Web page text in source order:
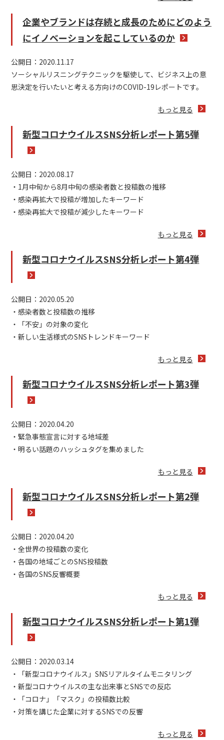
企業やブランドは存続と成長のためにどのよう
にイノベーションを起こしているのか
公開日：2020.11.17
ソーシャルリスニングテクニックを駆使して、ビジネス上の意
思決定を行いたいと考える方向けのCOVID-19レポートです。
もっと見る
新型コロナウイルスSNS分析レポート第5弾
公開日：2020.08.17
・1月中旬から8月中旬の感染者数と投稿数の推移
・感染再拡大で投稿が増加したキーワード
・感染再拡大で投稿が減少したキーワード
もっと見る
新型コロナウイルスSNS分析レポート第4弾
公開日：2020.05.20
・感染者数と投稿数の推移
・「不安」の対象の変化
・新しい生活様式のSNSトレンドキーワード
もっと見る
新型コロナウイルスSNS分析レポート第3弾
公開日：2020.04.20
・緊急事態宣言に対する地域差
・明るい話題のハッシュタグを集めました
もっと見る
新型コロナウイルスSNS分析レポート第2弾
公開日：2020.04.20
・全世界の投稿数の変化
・各国の地域ごとのSNS投稿数
・各国のSNS反響概要
もっと見る
新型コロナウイルスSNS分析レポート第1弾
公開日：2020.03.14
・「新型コロナウイルス」SNSリアルタイムモニタリング
・新型コロナウイルスの主な出来事とSNSでの反応
・「コロナ」「マスク」の投稿数比較
・対策を講じた企業に対するSNSでの反響
もっと見る